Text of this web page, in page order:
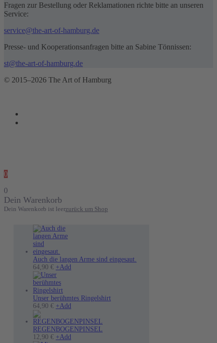
Fragen zur Bestellung oder Reklamationen richte bitte an unseren
Service:
service@the-art-of-hamburg.de
Presse- und Kooperationsanfragen bitte an Sabine Tönnissen:
st@the-art-of-hamburg.de
© 2015–2026 The Art of Hamburg
0
0
Dein Warenkorb
Dein Warenkorb ist leerzurück um Shop
Auch die langen Arme sind eingesaut.
64,90 € +Add
Varianten
Optionen
können
Unser berühmtes Ringelshirt
64,90 € +Add
weist
mehrere
REGENBOGENPINSEL
12,90 € +Add